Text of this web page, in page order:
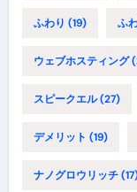
ふわり (19) ふ
ウェブホスティング
スピークエル(27)
デメリット (19)
ナノグロウリッチ